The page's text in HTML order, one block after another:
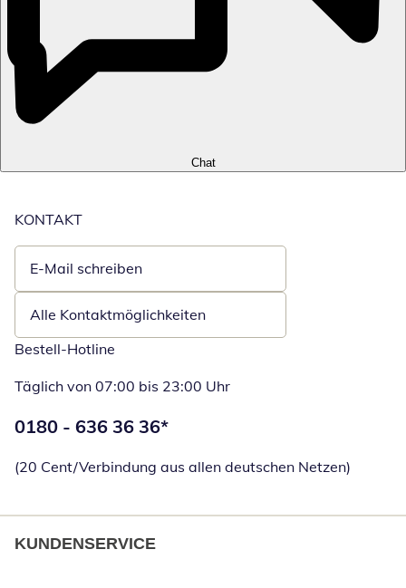
Chat
KONTAKT
E-Mail schreiben
Öffnet E-Mail-Client
Alle Kontaktmöglichkeiten
Bestell-Hotline
Täglich von 07:00 bis 23:00 Uhr
Telefonnummer:
0180 - 636 36 36*
(20 Cent/Verbindung aus allen deutschen Netzen)
KUNDENSERVICE